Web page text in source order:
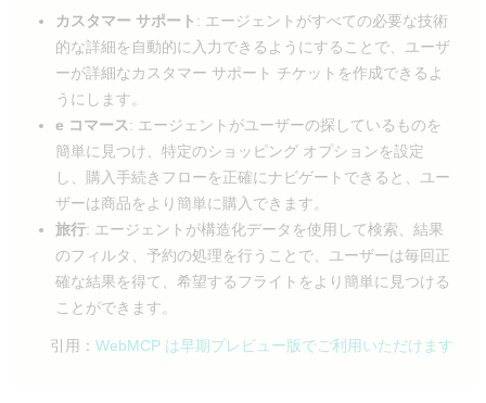
カスタマー サポート : エージェントがすべての必要な技術
的な詳細を自動的に入力できるようにすることで、ユーザ
ーが詳細なカスタマー サポート チケットを作成できるよ
うにします。
e コマース: エージェントがユーザーの探しているものを
簡単に見つけ、特定のショッピング オプションを設定
し、購入手続きフローを正確にナビゲートできると、ユー
ザーは商品をより簡単に購入できます。
旅行: エージェントが構造化データを使用して検索、結果
のフィルタ、予約の処理を行うことで、ユーザーは毎回正
確な結果を得て、希望するフライトをより簡単に見つける
ことができます。
引用：WebMCP は早期プレビュー版でご利用いただけます